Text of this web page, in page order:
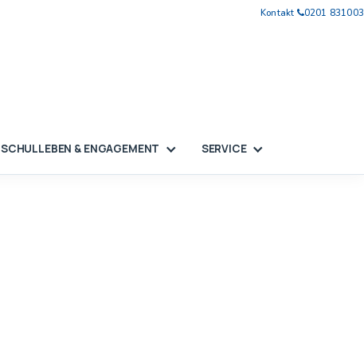
Kontakt 0201 831003
SCHULLEBEN & ENGAGEMENT SERVICE